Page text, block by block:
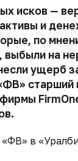
исков —
и
по
выбыли на
ущерб
старший
в